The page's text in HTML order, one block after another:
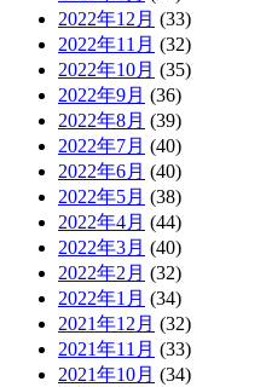
2022年12月 (33)
2022年11月 (32)
2022年10月 (35)
2022年9月 (36)
2022年8月 (39)
2022年7月 (40)
2022年6月 (40)
2022年5月 (38)
2022年4月 (44)
2022年3月 (40)
2022年2月 (32)
2022年1月 (34)
2021年12月 (32)
2021年11月 (33)
2021年10月 (34)